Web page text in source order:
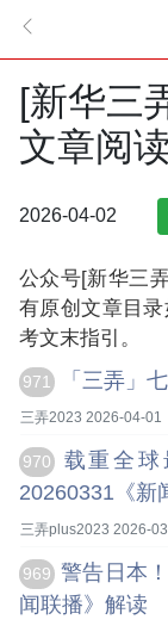
[新华三
文章阅
2026-04-02
公众号[新华三
有原创文章目
考文末指引。
971 「三弄」
三弄2023 2026-04-01
970
载重全球
20260331《新
三弄plus2023 2026-
969 警告日本
闻联播》解读